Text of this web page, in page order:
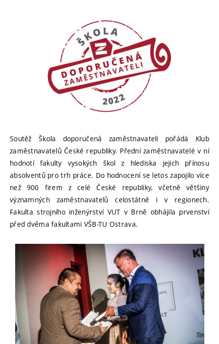
Soutěž Škola doporučená zaměstnavateli pořádá Klub
zaměstnavatelů České republiky. Přední zaměstnavatelé v ní
hodnotí fakulty vysokých škol z hlediska jejich přínosu
absolventů pro trh práce. Do hodnocení se letos zapojilo více
než 900 firem z celé České republiky, včetně většiny
významných zaměstnavatelů celostátně i v regionech.
Fakulta strojního inženýrství VUT v Brně obhájila prvenství
před dvěma fakultami VŠB-TU Ostrava.